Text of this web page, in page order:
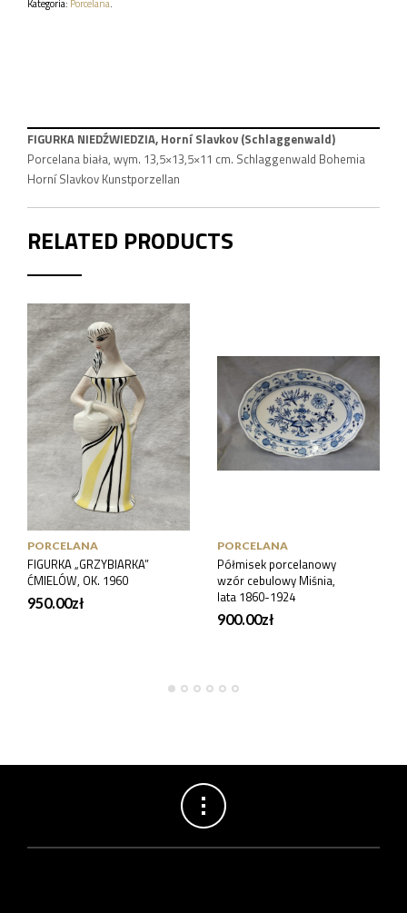
Kategoria: Porcelana.
FIGURKA NIEDŹWIEDZIA, Horní Slavkov (Schlaggenwald)
Porcelana biała, wym. 13,5×13,5×11 cm. Schlaggenwald Bohemia
Horní Slavkov Kunstporzellan
RELATED PRODUCTS
PORCELANA
FIGURKA „GRZYBIARKA”
ĆMIELÓW, OK. 1960
950.00zł
PORCELANA
Półmisek porcelanowy
wzór cebulowy Miśnia,
lata 1860-1924
900.00zł